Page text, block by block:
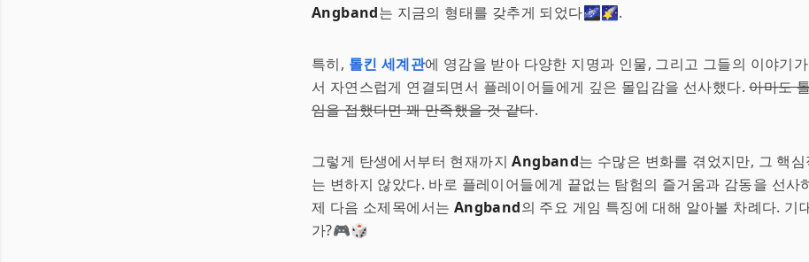
Angband는 지금의 형태를 갖추게 되었다🌌🌠.
특히, 톨킨 세계관에 영감을 받아 다양한 지명과 인물, 그리고 그들의 이야기
서 자연스럽게 연결되면서 플레이어들에게 깊은 몰입감을 선사했다.아마도
임을 접했다면 꽤 만족했을 것 같다.
그렇게 탄생에서부터 현재까지Angband는 수많은 변화를 겪었지만, 그 핵심
는 변하지 않았다. 바로 플레이어들에게 끝없는 탐험의 즐거움과 감동을 선사
제 다음 소제목에서는 Angband의 주요 게임 특징에 대해 알아볼 차례다. 기
가?🎮🎲